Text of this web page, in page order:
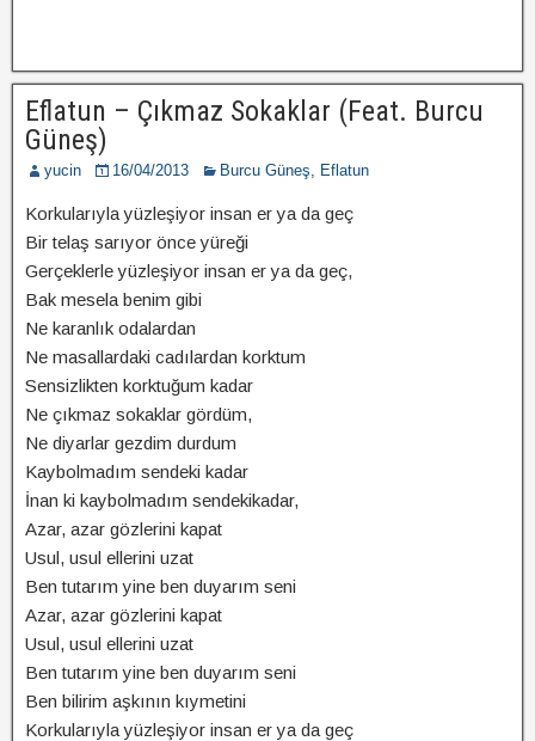
Eflatun – Çıkmaz Sokaklar (Feat. Burcu
Güneş)
yucin 16/04/2013 Burcu Güneş, Eflatun
Korkularıyla yüzleşiyor insan er ya da geç
Bir telaş sarıyor önce yüreği
Gerçeklerle yüzleşiyor insan er ya da geç,
Bak mesela benim gibi
Ne karanlık odalardan
Ne masallardaki cadılardan korktum
Sensizlikten korktuğum kadar
Ne çıkmaz sokaklar gördüm,
Ne diyarlar gezdim durdum
Kaybolmadım sendeki kadar
İnan ki kaybolmadım sendekikadar,
Azar, azar gözlerini kapat
Usul, usul ellerini uzat
Ben tutarım yine ben duyarım seni
Azar, azar gözlerini kapat
Usul, usul ellerini uzat
Ben tutarım yine ben duyarım seni
Ben bilirim aşkının kıymetini
Korkularıyla yüzleşiyor insan er ya da geç